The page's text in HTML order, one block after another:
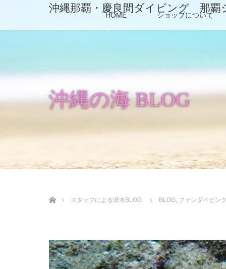
沖縄那覇・慶良間ダイビング 那覇
HOME ショップについて
沖縄の海 BLOG
スタッフによる潜水BLOG
BLOG, ファンダイビン